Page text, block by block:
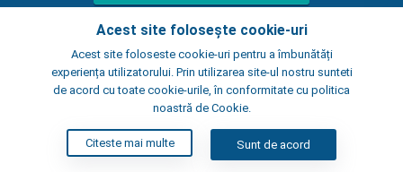
Acest site folosește cookie-uri
Acest site foloseste cookie-uri pentru a îmbunătăți
experiența utilizatorului. Prin utilizarea site-ul nostru sunteti
de acord cu toate cookie-urile, în conformitate cu politica
noastră de Cookie.
Citeste mai multe Sunt de acord
Adaugă Local